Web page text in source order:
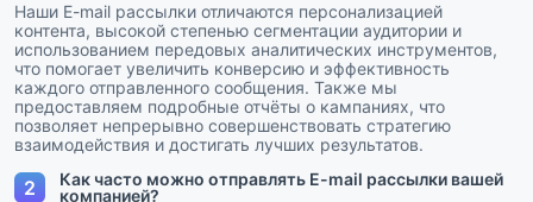
Наши E-mail рассылки отличаются персонализацией
контента, высокой степенью сегментации аудитории и
использованием передовых аналитических инструментов,
что помогает увеличить конверсию и эффективность
каждого отправленного сообщения. Также мы
предоставляем подробные отчёты о кампаниях, что
позволяет непрерывно совершенствовать стратегию
взаимодействия и достигать лучших результатов.
2
Как часто можно отправлять E-mail рассылки вашей
компанией?